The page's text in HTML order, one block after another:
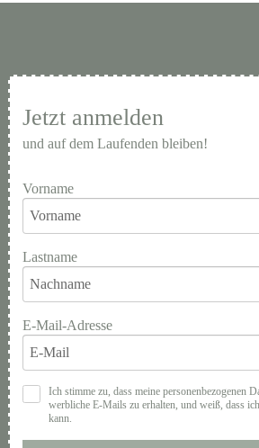
Jetzt anmelden
und auf dem Laufenden bleiben!
Vorname
Lastname
E-Mail-Adresse
Ich stimme zu, dass meine personenbezogenen
werbliche E-Mails zu erhalten, und weiß, dass
kann.